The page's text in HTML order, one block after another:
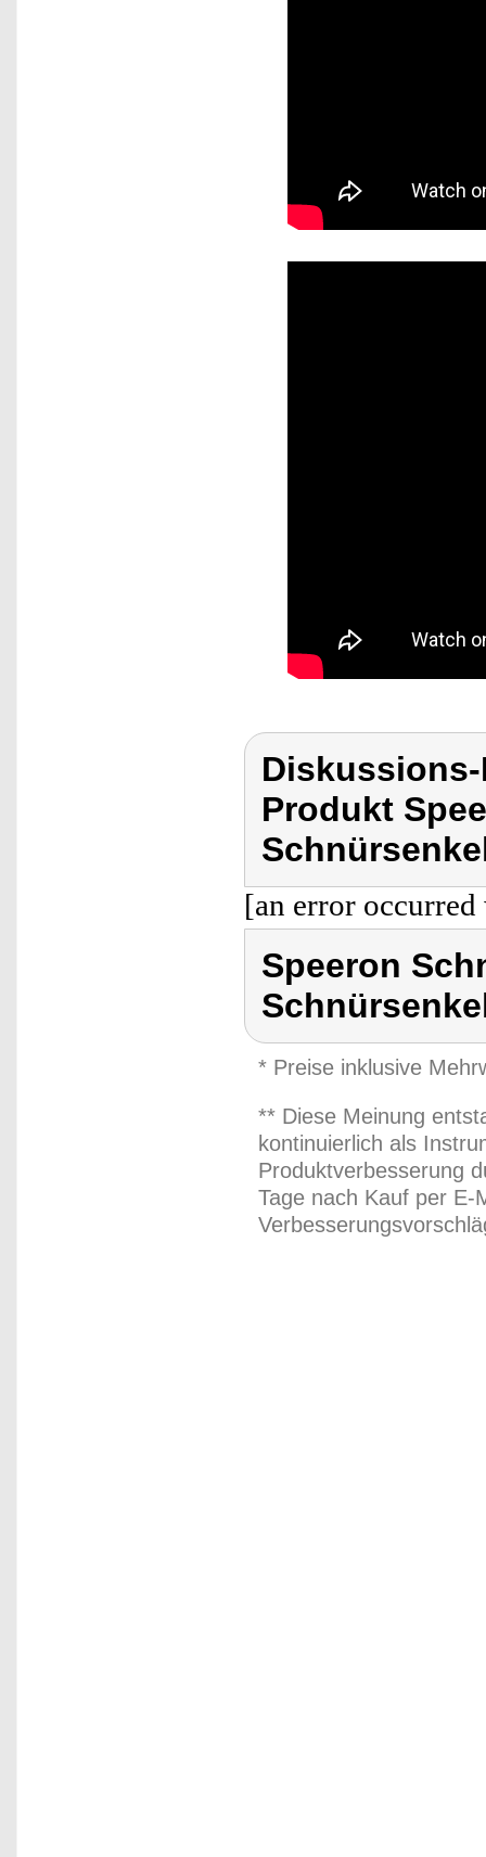
Produkt
[an error
Speeron
* Preise inklusive
** Diese Meinung
kontinuierlich als
Produktverbesserung
Tage nach Kauf per E-